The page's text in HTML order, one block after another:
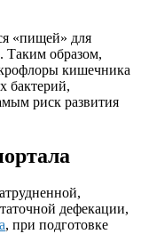
«пищей» для
Таким образом,
кишечника
бактерий,
риск развития
дефекации,
, при подготовке